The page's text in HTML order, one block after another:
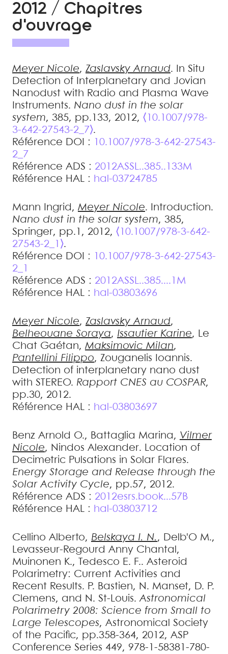
2012 / Chapitres
d'ouvrage
Meyer Nicole, Zaslavsky Arnaud.
In Situ
Detection of Interplanetary and Jovian
Nanodust with Radio and Plasma Wave
Instruments. Nano dust in the solar
system, 385, pp.133, 2012, ⟨10.1007/978-
3-642-27543-2_7⟩.
Référence DOI :
10.1007/978-3-642-27543-
2_7
Référence ADS : 2012ASSL..385..133M
Référence HAL : hal-03724785
Mann Ingrid , Meyer Nicole. Introduction.
Nano dust in the solar system, 385,
Springer, pp.1, 2012, ⟨10.1007/978-3-642-
27543-2_1⟩.
Référence DOI :
10.1007/978-3-642-27543-
2_1
Référence ADS : 2012ASSL..385....1M
Référence HAL : hal-03803696
Meyer Nicole, Zaslavsky Arnaud,
Belheouane Soraya, Issautier Karine, Le
Chat Gaétan, Maksimovic Milan,
Pantellini Filippo, Zouganelis Ioannis.
Detection of interplanetary nano dust
with STEREO. Rapport CNES au COSPAR,
pp.30, 2012.
Référence HAL : hal-03803697
Benz Arnold O., Battaglia Marina, Vilmer
Nicole, Nindos Alexander. Location of
Decimetric Pulsations in Solar Flares.
Energy Storage and Release through the
Solar Activity Cycle, pp.57, 2012.
Référence ADS : 2012esrs.book...57B
Référence HAL : hal-03803712
Cellino Alberto, Belskaya I. N., Delb'O M.,
Levasseur-Regourd Anny Chantal ,
Muinonen K., Tedesco E. F.. Asteroid
Polarimetry: Current Activities and
Recent Results. P. Bastien, N. Manset, D. P.
Clemens, and N. St-Louis.Astronomical
Polarimetry 2008: Science from Small to
Large Telescopes, Astronomical Society
of the Pacific, pp.358-364, 2012, ASP
Conference Series 449, 978-1-58381-780-